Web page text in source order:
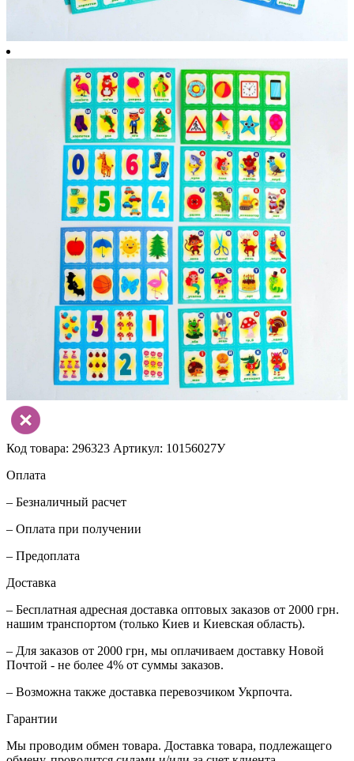
Код товара: 296323 Артикул: 10156027У
Оплата
– Безналичный расчет
– Оплата при получении
– Предоплата
Доставка
– Бесплатная адресная доставка оптовых заказов от 2000 грн.
нашим транспортом (только Киев и Киевская область).
– Для заказов от 2000 грн, мы оплачиваем доставку Новой
Почтой - не более 4% от суммы заказов.
– Возможна также доставка перевозчиком Укрпочта.
Гарантии
Мы проводим обмен товара. Доставка товара, подлежащего